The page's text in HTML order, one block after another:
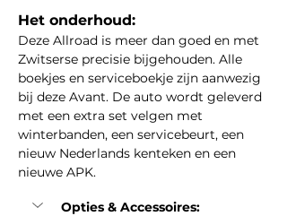
Het onderhoud:
Deze Allroad is meer dan goed en met
Zwitserse precisie bijgehouden. Alle
boekjes en serviceboekje zijn aanwezig
bij deze Avant. De auto wordt geleverd
met een extra set velgen met
winterbanden, een servicebeurt, een
nieuw Nederlands kenteken en een
nieuwe APK.
Opties & Accessoires: